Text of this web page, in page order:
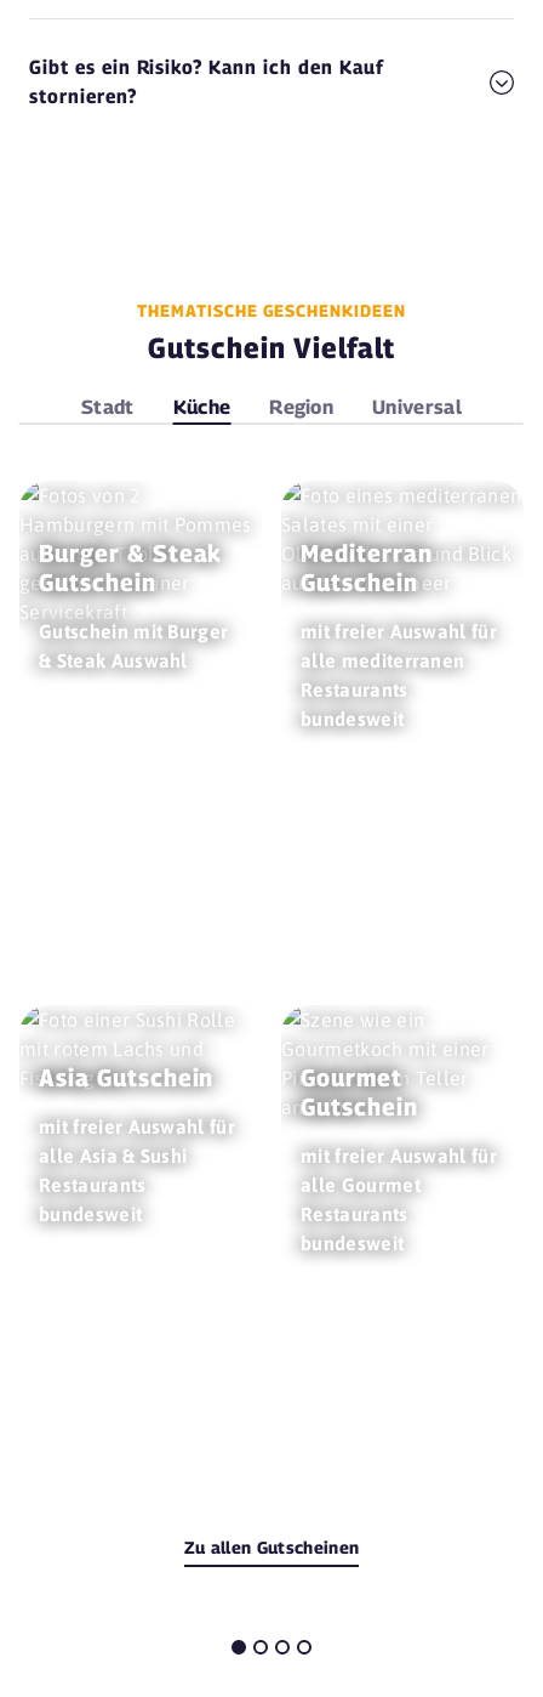
Gibt es ein Risiko? Kann ich den Kauf
stornieren?
THEMATISCHE GESCHENKIDEEN
Gutschein Vielfalt
Stadt Küche Region Universal
Burger & Steak
Gutschein
Gutschein mit Burger
& Steak Auswahl
Mediterran
Gutschein
mit freier Auswahl für
alle mediterranen
Restaurants
bundesweit
Asia Gutschein
mit freier Auswahl für
alle Asia & Sushi
Restaurants
bundesweit
Gourmet
Gutschein
mit freier Auswahl für
alle Gourmet
Restaurants
bundesweit
Zu allen Gutscheinen